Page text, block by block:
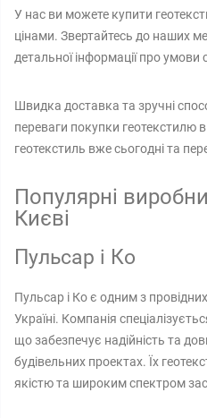
У нас ви можете купити
цінами. Звертайтесь до наших
детальної інформації про умови
Швидка доставка та зручні
переваги покупки геотекстилю
геотекстиль вже сьогодні та
Популярні
Києві
Пульсар і Ко
Пульсар і Ко є одним з
Україні. Компанія
що забезпечує надійність та
будівельних проектах. Їх
якістю та широким спектром